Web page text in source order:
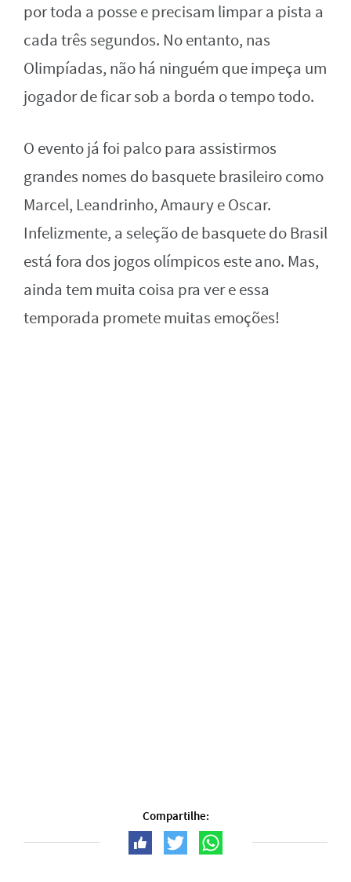
por toda a posse e precisam limpar a pista a
cada três segundos. No entanto, nas
Olimpíadas, não há ninguém que impeça um
jogador de ficar sob a borda o tempo todo.
O evento já foi palco para assistirmos
grandes nomes do basquete brasileiro como
Marcel, Leandrinho, Amaury e Oscar.
Infelizmente, a seleção de basquete do Brasil
está fora dos jogos olímpicos este ano. Mas,
ainda tem muita coisa pra ver e essa
temporada promete muitas emoções!
Compartilhe: